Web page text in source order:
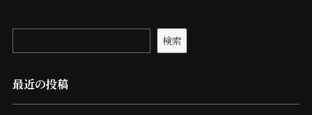
検索
最近の投稿